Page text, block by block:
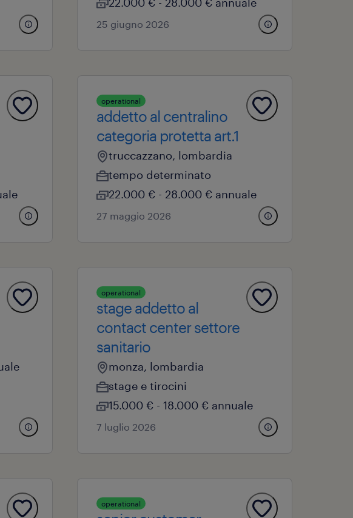
25 giugno 2026
operational
addetto al centralino
categoria protetta art.1
truccazzano, lombardia
tempo determinato
22.000 € - 28.000 € annuale
27 maggio 2026
operational
stage addetto al
contact center settore
sanitario
monza, lombardia
stage e tirocini
15.000 € - 18.000 € annuale
7 luglio 2026
operational